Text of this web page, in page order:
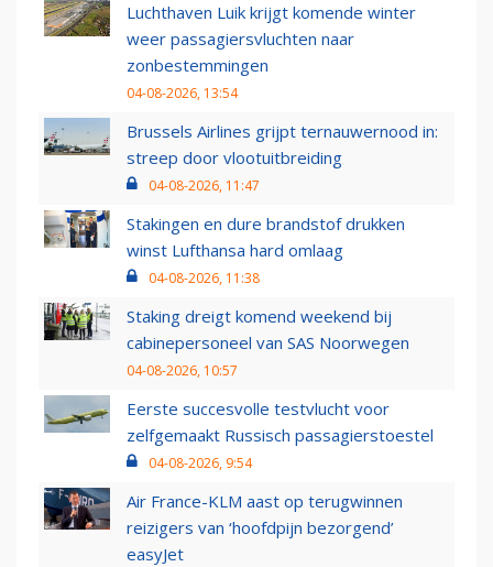
Luchthaven Luik krijgt komende winter
weer passagiersvluchten naar
zonbestemmingen
04-08-2026, 13:54
Brussels Airlines grijpt ternauwernood in:
streep door vlootuitbreiding
04-08-2026, 11:47
Stakingen en dure brandstof drukken
winst Lufthansa hard omlaag
04-08-2026, 11:38
Staking dreigt komend weekend bij
cabinepersoneel van SAS Noorwegen
04-08-2026, 10:57
Eerste succesvolle testvlucht voor
zelfgemaakt Russisch passagierstoestel
04-08-2026, 9:54
Air France-KLM aast op terugwinnen
reizigers van ‘hoofdpijn bezorgend’
easyJet